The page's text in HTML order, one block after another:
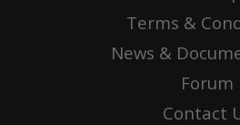
Terms &
News &
Forum
Contact